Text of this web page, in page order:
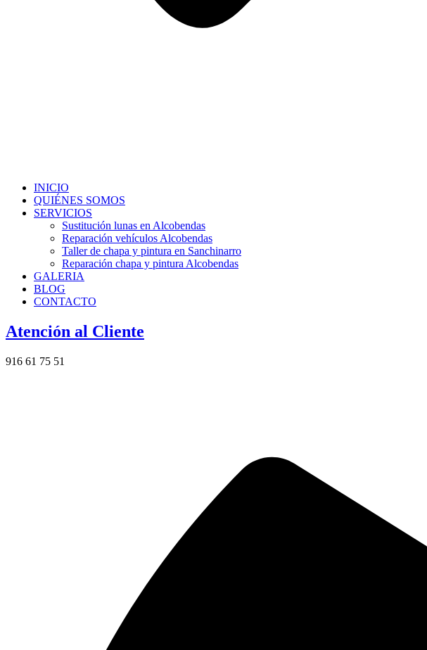
INICIO
QUIÉNES SOMOS
SERVICIOS
Sustitución lunas en Alcobendas
Reparación vehículos Alcobendas
Taller de chapa y pintura en Sanchinarro
Reparación chapa y pintura Alcobendas
GALERIA
BLOG
CONTACTO
Atención al Cliente
916 61 75 51